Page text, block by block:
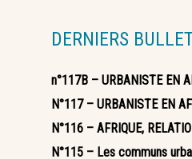
DERNIERS
n°117B – URBANISTE EN
N°117 – URBANISTE EN
N°116 – AFRIQUE,
N°115 – Les communs